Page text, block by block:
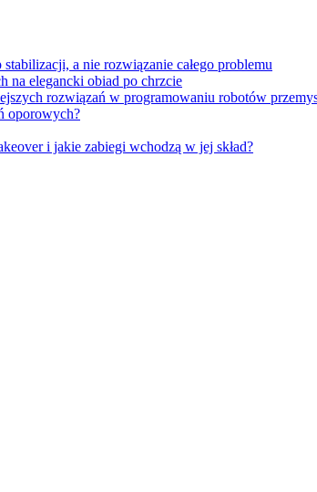
a nie rozwiązanie całego problemu
na elegancki obiad po chrzcie
rozwiązań w programowaniu robotów
oporowych?
i jakie zabiegi wchodzą w jej skład?